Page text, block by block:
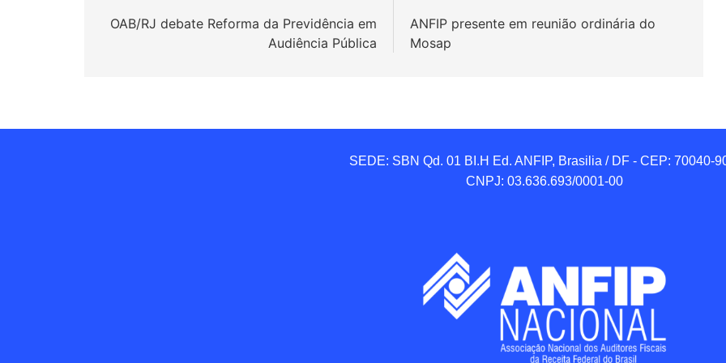
de
OAB/RJ debate Reforma da Previdência em
Audiência Pública
ANFIP presente em reunião ordinária do
Mosap
SEDE: SBN Qd. 01 BI.H Ed. ANFIP, Brasilia / DF - CEP: 70040-
CNPJ: 03.636.693/0001-00